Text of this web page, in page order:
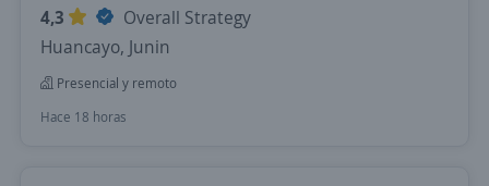
4,3
Overall Strategy
Huancayo, Junin
Presencial y remoto
Hace 18 horas